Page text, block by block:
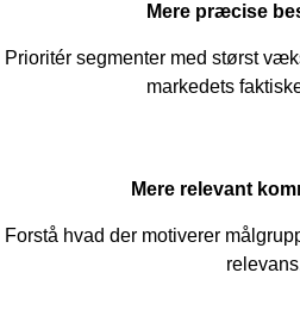
Mere præcise
Prioritér segmenter med størst
markedets
Mere relevant
Forstå hvad der motiverer
relevans